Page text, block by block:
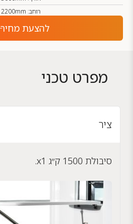
רוחב: 2200mm
להצעת מחיר
מפרט טכני
ציר
סיבולת 1500 ק״ג x1.